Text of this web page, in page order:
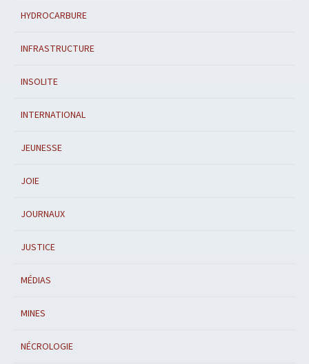
HYDROCARBURE
INFRASTRUCTURE
INSOLITE
INTERNATIONAL
JEUNESSE
JOIE
JOURNAUX
JUSTICE
MÉDIAS
MINES
NÉCROLOGIE